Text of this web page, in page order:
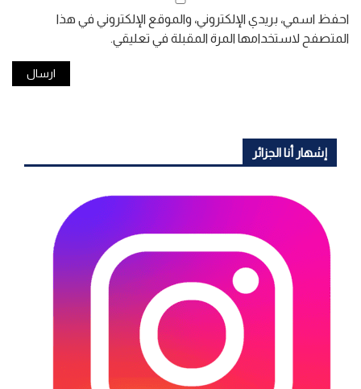
احفظ اسمي، بريدي الإلكتروني، والموقع الإلكتروني في هذا
المتصفح لاستخدامها المرة المقبلة في تعليقي.
إشهار أنا الجزائر